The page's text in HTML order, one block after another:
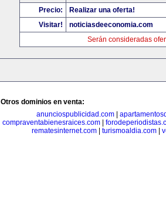
Precio:
Realizar una oferta!
Visitar!
noticiasdeeconomia.com
Serán consideradas
Otros dominios en venta:
anunciospublicidad.com|
compraventabienesraices.com
rematesinternet.com| turismoaldia.com|